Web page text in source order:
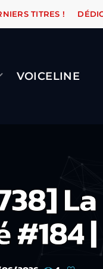
WARÉTROTITRES !
VOICELINE
#184